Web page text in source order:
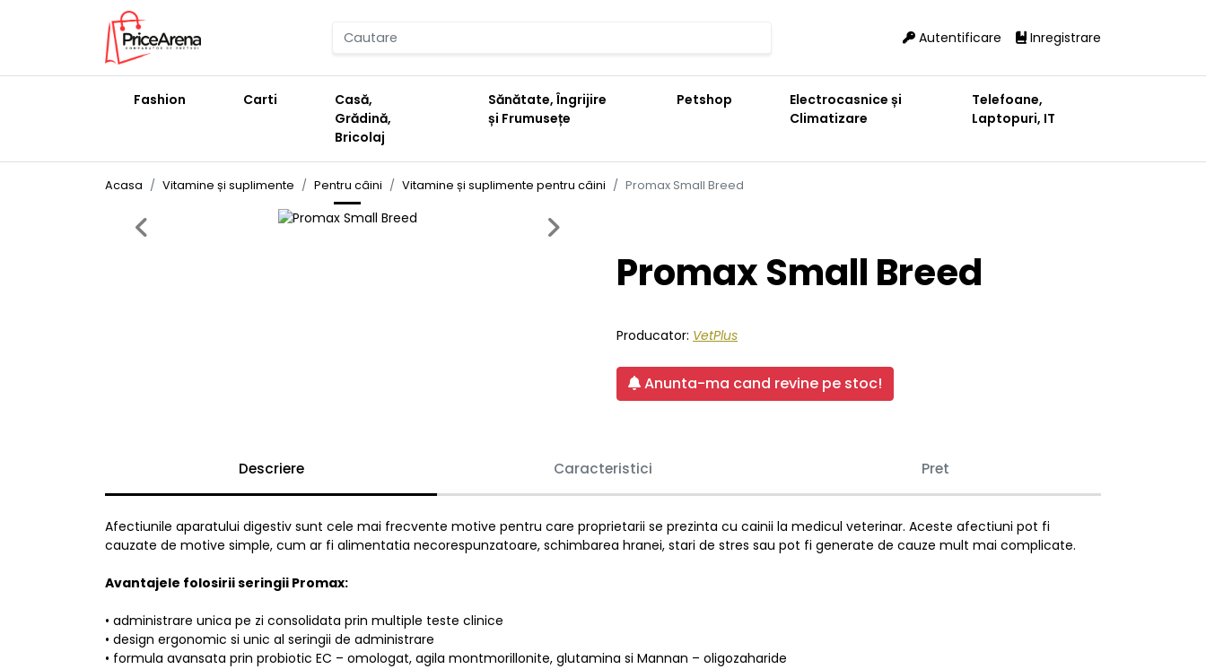
Autentificare Inregistrare
Fashion Carti
Casă,
Grădină,
Bricolaj
Sănătate, Îngrijire
și Frumusețe
Petshop
Electrocasnice și
Climatizare
Telefoane,
Laptopuri, IT
Acasa Vitamine și suplimente Pentru câini Vitamine și suplimente pentru câini Promax Small Breed
Previous Next
Promax Small Breed
Producator: VetPlus
Anunta-ma cand revine pe stoc!
Descriere Caracteristici Pret
Afectiunile aparatului digestiv sunt cele mai frecvente motive pentru care proprietarii se prezinta cu cainii la medicul veterinar. Aceste afectiuni pot fi
cauzate de motive simple, cum ar fi alimentatia necorespunzatoare, schimbarea hranei, stari de stres sau pot fi generate de cauze mult mai complicate.
Avantajele folosirii seringii Promax:
• administrare unica pe zi consolidata prin multiple teste clinice
• design ergonomic si unic al seringii de administrare
• formula avansata prin probiotic EC – omologat, agila montmorillonite, glutamina si Mannan – oligozaharide